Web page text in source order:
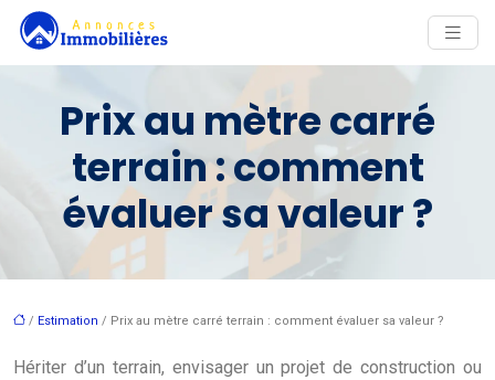
Prix au mètre carré
terrain : comment
évaluer sa valeur ?
/ Estimation / Prix au mètre carré terrain : comment évaluer sa valeur ?
Hériter d’un terrain, envisager un projet de construction ou